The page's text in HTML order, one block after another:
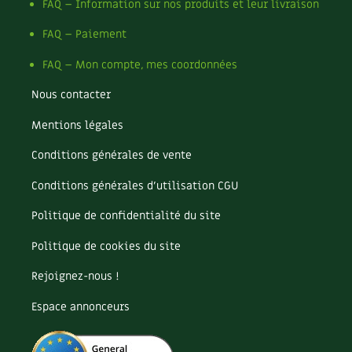
Soins et cosmétiques au naturel
Protéger la nature
Autonomie
Enfants
Archives
FAQ – Information sur nos produits et leur livraison
FAQ – Paiement
FAQ – Mon compte, mes coordonnées
Nous contacter
Mentions légales
Conditions générales de vente
Conditions générales d’utilisation CGU
Politique de confidentialité du site
Politique de cookies du site
Rejoignez-nous !
Espace annonceurs